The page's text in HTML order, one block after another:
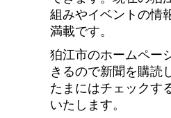
組みやイベントの情
満載です。
狛江市のホームペー
きるので新聞を購読
たまにはチェックす
いたします。